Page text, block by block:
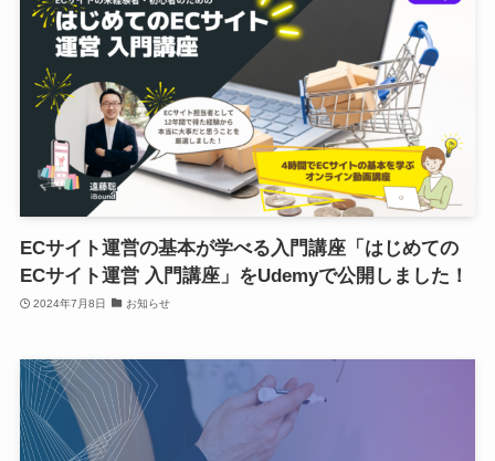
ECサイト運営の基本が学べる入門講座「はじめての
ECサイト運営 入門講座」をUdemyで公開しました！
2024年7月8日 お知らせ